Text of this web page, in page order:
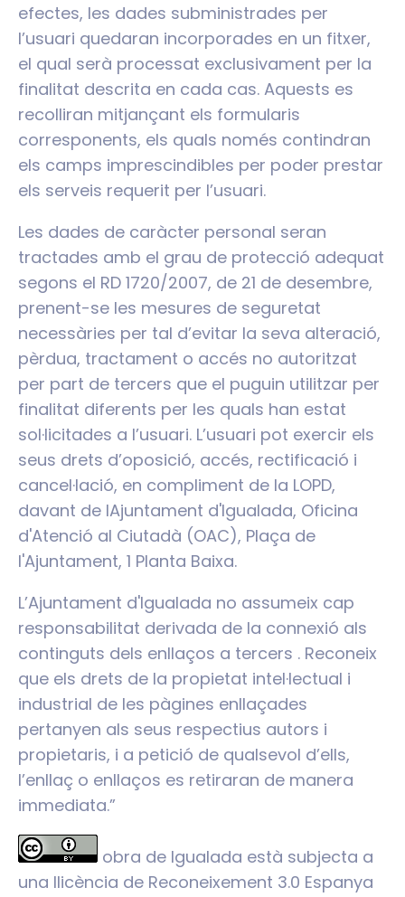
efectes, les dades subministrades per
l’usuari quedaran incorporades en un fitxer,
el qual serà processat exclusivament per la
finalitat descrita en cada cas. Aquests es
recolliran mitjançant els formularis
corresponents, els quals només contindran
els camps imprescindibles per poder prestar
els serveis requerit per l’usuari.
Les dades de caràcter personal seran
tractades amb el grau de protecció adequat
segons el RD 1720/2007, de 21 de desembre,
prenent-se les mesures de seguretat
necessàries per tal d’evitar la seva alteració,
pèrdua, tractament o accés no autoritzat
per part de tercers que el puguin utilitzar per
finalitat diferents per les quals han estat
sol·licitades a l’usuari. L’usuari pot exercir els
seus drets d’oposició, accés, rectificació i
cancel·lació, en compliment de la LOPD,
davant de lAjuntament d'Igualada, Oficina
d'Atenció al Ciutadà (OAC), Plaça de
l'Ajuntament, 1 Planta Baixa.
L’Ajuntament d'Igualada no assumeix cap
responsabilitat derivada de la connexió als
continguts dels enllaços a tercers . Reconeix
que els drets de la propietat intel·lectual i
industrial de les pàgines enllaçades
pertanyen als seus respectius autors i
propietaris, i a petició de qualsevol d’ells,
l’enllaç o enllaços es retiraran de manera
immediata.”
obra de Igualada està subjecta a
una llicència de Reconeixement 3.0 Espanya